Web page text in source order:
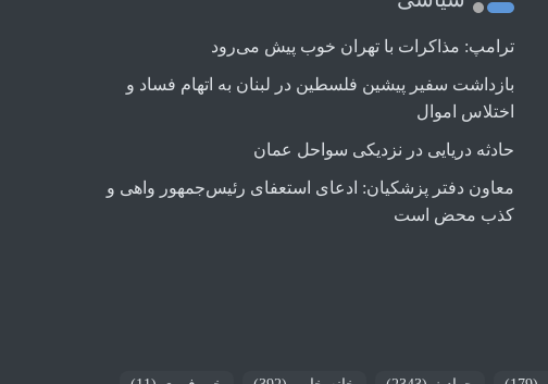
ترامپ: مذاکرات با تهران خوب پیش می‌رود
بازداشت سفیر پیشین فلسطین در لبنان به اتهام فساد و
اختلاس اموال
حادثه دریایی در نزدیکی سواحل عمان
معاون دفتر پزشکیان: ادعای استعفای رئیس‌جمهور واهی و
کذب محض است